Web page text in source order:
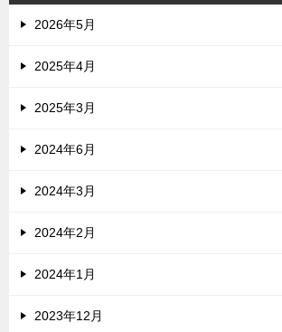
2026年5月
2025年4月
2025年3月
2024年6月
2024年3月
2024年2月
2024年1月
2023年12月